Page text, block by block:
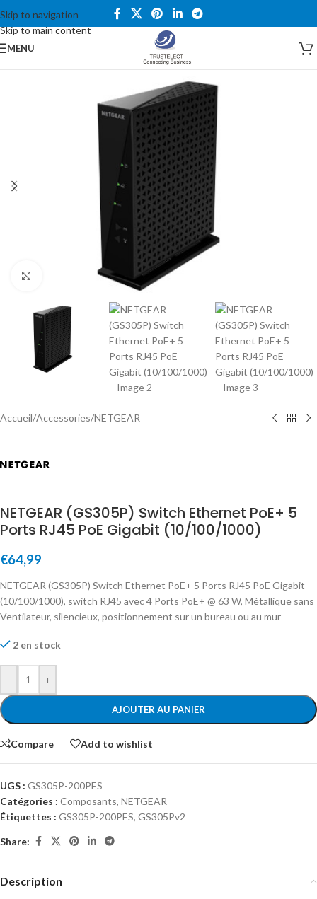
Skip to navigation
Skip to main content
MENU
Click to enlarge
Accueil/Accessories/NETGEAR
NETGEAR (GS305P) Switch Ethernet PoE+ 5
Ports RJ45 PoE Gigabit (10/100/1000)
€64,99
NETGEAR (GS305P) Switch Ethernet PoE+ 5 Ports RJ45 PoE Gigabit
(10/100/1000), switch RJ45 avec 4 Ports PoE+ @ 63 W, Métallique sans
Ventilateur, silencieux, positionnement sur un bureau ou au mur
2 en stock
- +
AJOUTER AU PANIER
Compare Add to wishlist
UGS : ‎GS305P-200PES
Catégories : Composants, NETGEAR
Étiquettes : GS305P-200PES, ‎GS305Pv2
Share:
Description